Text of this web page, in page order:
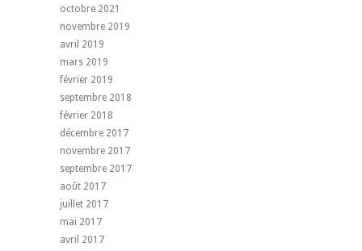
octobre 2021
novembre 2019
avril 2019
mars 2019
février 2019
septembre 2018
février 2018
décembre 2017
novembre 2017
septembre 2017
août 2017
juillet 2017
mai 2017
avril 2017